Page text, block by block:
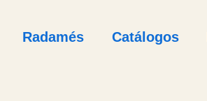
Radamés Catálogos